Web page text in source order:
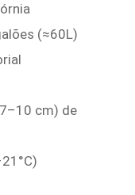
(≈60L)
cm) de